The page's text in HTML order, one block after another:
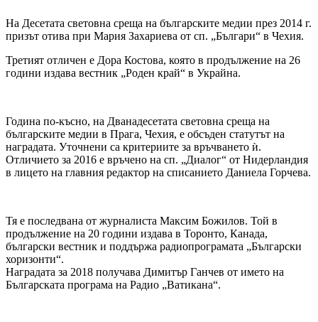
На Десетата световна среща на българските медии през 2014 г.
призът отива при Мария Захариева от сп. „Българи“ в Чехия.
Третият отличен е Дора Костова, която в продължение на 26
години издава вестник „Роден край“ в Украйна.
Година по-късно, на Дванадесетата световна среща на
българските медии в Прага, Чехия, е обсъден статутът на
наградата. Уточнени са критериите за връчването ѝ.
Отличието за 2016 е връчено на сп. „Диалог“ от Нидерландия
в лицето на главния редактор на списанието Даниела Горчева.
Тя е последвана от журналиста Максим Божилов. Той в
продължение на 20 години издава в Торонто, Канада,
български вестник и поддържа радиопрограмата „Български
хоризонти“.
Наградата за 2018 получава Димитър Ганчев от името на
Българската програма на Радио „Ватикана“.